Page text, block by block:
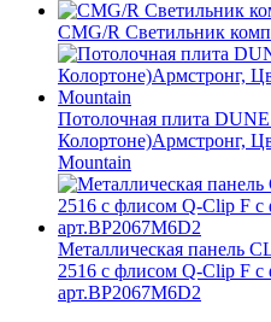
CMG/R Светильник
Потолочная плита
Колортоне)Армстронг,
Mountain
Металлическая панель
2516 с флисом Q-Clip F с
арт.BP2067M6D2